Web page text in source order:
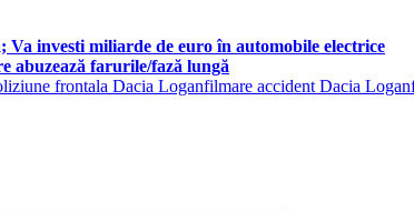
Va investi miliarde de euro în automobile electrice
abuzează farurile/fază lungă
frontala Dacia Loganfilmare accident Dacia Logan